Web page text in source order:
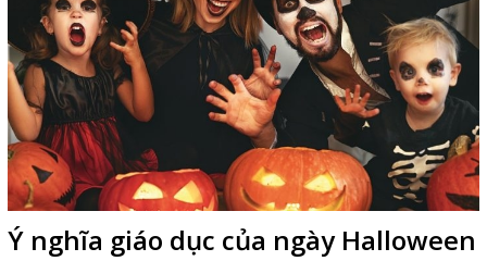
Ý nghĩa giáo dục của ngày Halloween